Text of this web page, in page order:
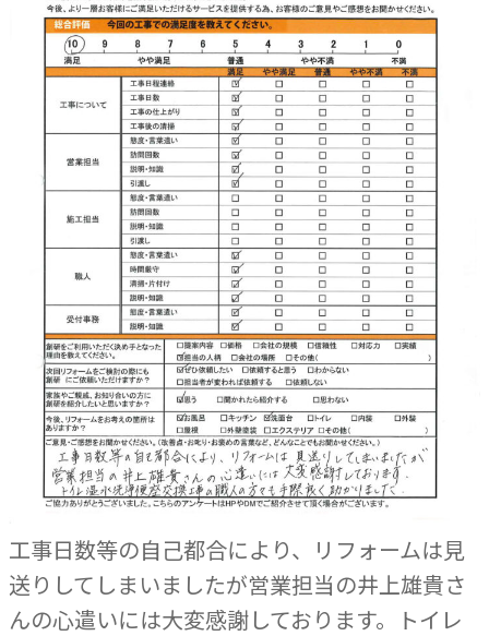
工事日数等の自己都合により、リフォームは見
送りしてしまいましたが営業担当の井上雄貴さ
んの心遣いには大変感謝しております。トイレ